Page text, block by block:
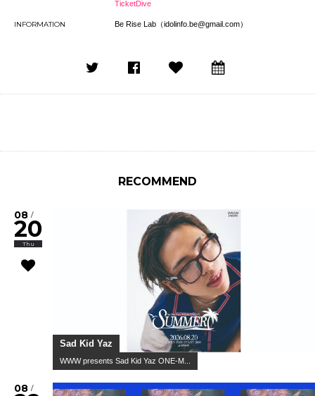
TicketDive
INFORMATION Be Rise Lab（idolinfo.be@gmail.com）
RECOMMEND
08 /
20
Thu
Sad Kid Yaz
WWW presents Sad Kid Yaz ONE-M...
08 /